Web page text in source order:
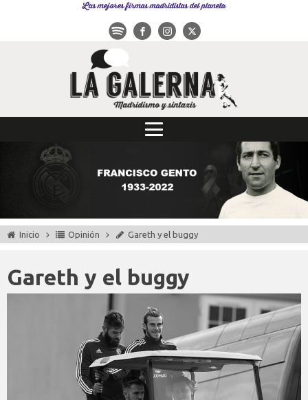
Las mejores firmas madridistas del planeta
Inicio Opinión Gareth y el buggy
Gareth y el buggy